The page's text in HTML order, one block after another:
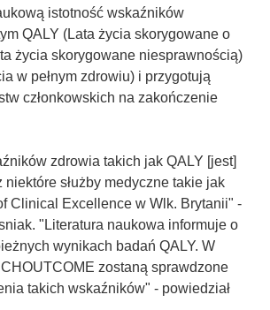
istotność wskaźników
QALY (Lata życia skorygowane o
życia skorygowane niesprawnością)
w pełnym zdrowiu) i przygotują
członkowskich na zakończenie
zdrowia takich jak QALY [jest]
służby medyczne takie jak
Clinical Excellence w Wlk. Brytanii" -
"Literatura naukowa informuje o
wynikach badań QALY. W
zostaną sprawdzone
takich wskaźników" - powiedział